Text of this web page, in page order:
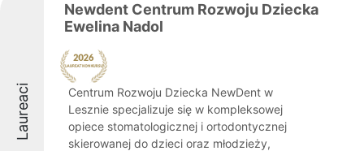
Laureaci
Newdent Centrum Rozwoju Dziecka
Ewelina Nadol
Centrum Rozwoju Dziecka NewDent w
Lesznie specjalizuje się w kompleksowej
opiece stomatologicznej i ortodontycznej
skierowanej do dzieci oraz młodzieży,